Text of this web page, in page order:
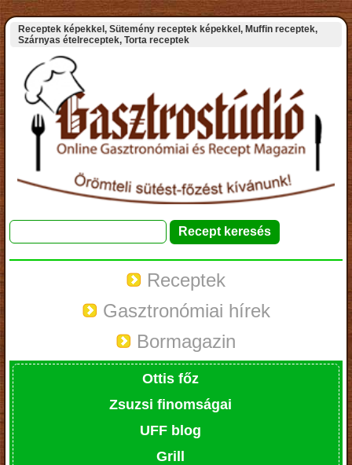
Receptek képekkel, Sütemény receptek képekkel, Muffin receptek,
Szárnyas ételreceptek, Torta receptek
Receptek
Gasztronómiai hírek
Bormagazin
Ottis főz
Zsuzsi finomságai
UFF blog
Grill